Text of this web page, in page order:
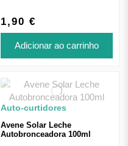
1,90 €
Adicionar ao carrinho
Auto-curtidores
Avene Solar Leche
Autobronceadora 100ml